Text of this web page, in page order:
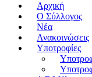
Αρχική
O Σύλλογος
Νέα
Ανακοινώσεις
Υποτροφίες